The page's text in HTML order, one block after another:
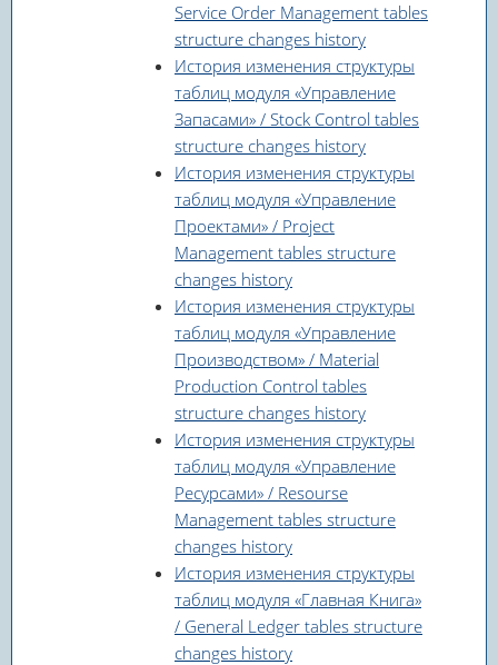
Service Order Management tables
structure changes history
История изменения структуры
таблиц модуля «Управление
Запасами» / Stock Control tables
structure changes history
История изменения структуры
таблиц модуля «Управление
Проектами» / Project
Management tables structure
changes history
История изменения структуры
таблиц модуля «Управление
Производством» / Material
Production Control tables
structure changes history
История изменения структуры
таблиц модуля «Управление
Ресурсами» / Resourse
Management tables structure
changes history
История изменения структуры
таблиц модуля «Главная Книга»
/ General Ledger tables structure
changes history